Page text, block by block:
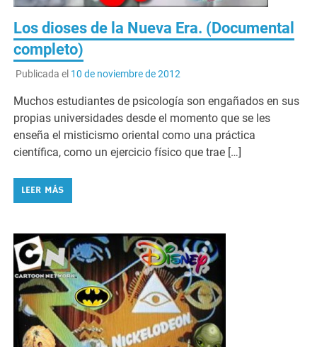
Los dioses de la Nueva Era. (Documental
completo)
Publicada el 10 de noviembre de 2012
Muchos estudiantes de psicología son engañados en sus
propias universidades desde el momento que se les
enseña el misticismo oriental como una práctica
científica, como un ejercicio físico que trae […]
LEER MÁS